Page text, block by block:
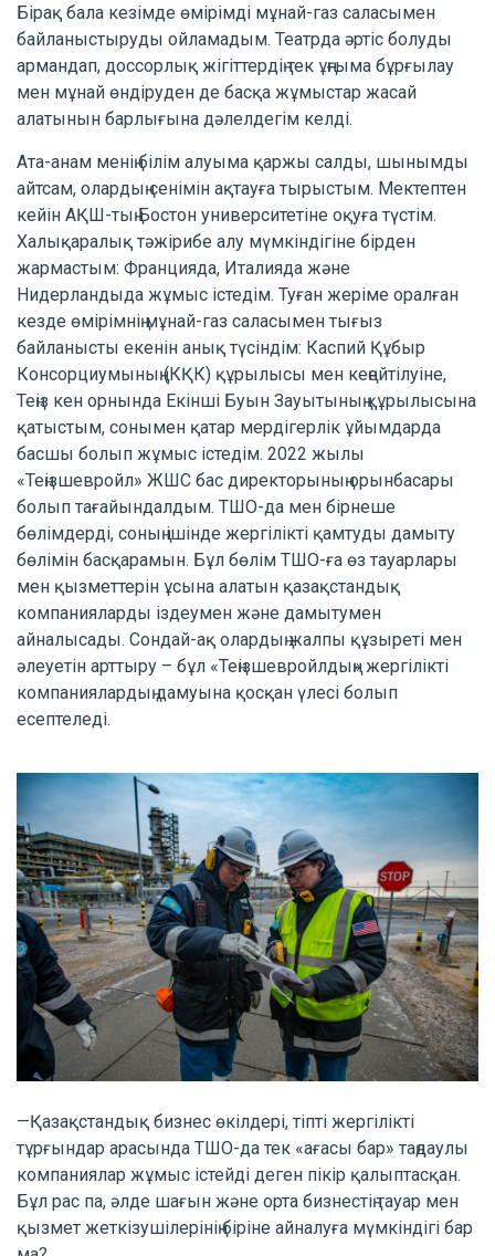
Бірақ бала кезімде өмірімді мұнай-газ саласымен
байланыстыруды ойламадым. Театрда әртіс болуды
армандап, доссорлық жігіттердің тек ұңғыма бұрғылау
мен мұнай өндіруден де басқа жұмыстар жасай
алатынын барлығына дәлелдегім келді.
Ата-анам менің білім алуыма қаржы салды, шынымды
айтсам, олардың сенімін ақтауға тырыстым. Мектептен
кейін АҚШ-тың Бостон университетіне оқуға түстім.
Халықаралық тәжірибе алу мүмкіндігіне бірден
жармастым: Францияда, Италияда және
Нидерландыда жұмыс істедім. Туған жеріме оралған
кезде өмірімнің мұнай-газ саласымен тығыз
байланысты екенін анық түсіндім: Каспий Құбыр
Консорциумының (КҚК) құрылысы мен кеңейтілуіне,
Теңіз кен орнында Екінші Буын Зауытының құрылысына
қатыстым, сонымен қатар мердігерлік ұйымдарда
басшы болып жұмыс істедім. 2022 жылы
«Теңізшевройл» ЖШС бас директорының орынбасары
болып тағайындалдым. ТШО-да мен бірнеше
бөлімдерді, соның ішінде жергілікті қамтуды дамыту
бөлімін басқарамын. Бұл бөлім ТШО-ға өз тауарлары
мен қызметтерін ұсына алатын қазақстандық
компанияларды іздеумен және дамытумен
айналысады. Сондай-ақ олардың жалпы құзыреті мен
әлеуетін арттыру – бұл «Теңізшевройлдың» жергілікті
компаниялардың дамуына қосқан үлесі болып
есептеледі.
—Қазақстандық бизнес өкілдері, тіпті жергілікті
тұрғындар арасында ТШО-да тек «ағасы бар» таңдаулы
компаниялар жұмыс істейді деген пікір қалыптасқан.
Бұл рас па, әлде шағын және орта бизнестің тауар мен
қызмет жеткізушілерінің біріне айналуға мүмкіндігі бар